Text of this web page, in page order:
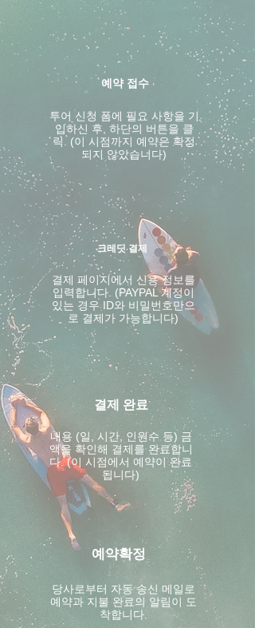
예약 접수
투어 신청 폼에 필요 사항을 기
입하신 후, 하단의 버튼을 클
릭. (이 시점까지 예약은 확정
되지 않았습니다)
크레딧 결제
결제 페이지에서 신용 정보를
입력합니다. (PAYPAL 계정이
있는 경우 ID와 비밀번호만으
로 결제가 가능합니다)
결제 완료
내용 (일, 시간, 인원수 등) 금
액을 확인해 결제를 완료합니
다. (이 시점에서 예약이 완료
됩니다)
예약확정
​당사로부터 자동 송신 메일로
예약과 지불 완료의 알림이 도
착합니다.